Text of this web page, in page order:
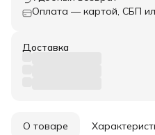
Оплата — картой, СБП
Доставка
О товаре